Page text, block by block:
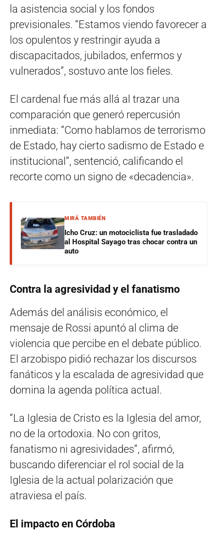
la asistencia social y los fondos
previsionales. “Estamos viendo favorecer a
los opulentos y restringir ayuda a
discapacitados, jubilados, enfermos y
vulnerados”, sostuvo ante los fieles.
El cardenal fue más allá al trazar una
comparación que generó repercusión
inmediata: “Como hablamos de terrorismo
de Estado, hay cierto sadismo de Estado e
institucional”, sentenció, calificando el
recorte como un signo de «decadencia».
MIRÁ TAMBIÉN
Icho Cruz: un motociclista fue trasladado
al Hospital Sayago tras chocar contra un
auto
Contra la agresividad y el fanatismo
Además del análisis económico, el
mensaje de Rossi apuntó al clima de
violencia que percibe en el debate público.
El arzobispo pidió rechazar los discursos
fanáticos y la escalada de agresividad que
domina la agenda política actual.
“La Iglesia de Cristo es la Iglesia del amor,
no de la ortodoxia. No con gritos,
fanatismo ni agresividades”, afirmó,
buscando diferenciar el rol social de la
Iglesia de la actual polarización que
atraviesa el país.
El impacto en Córdoba